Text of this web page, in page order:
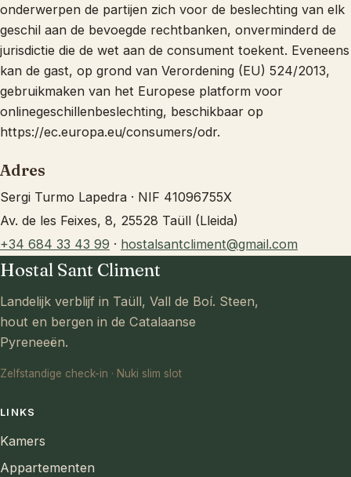
onderwerpen de partijen zich voor de beslechting van elk
geschil aan de bevoegde rechtbanken, onverminderd de
jurisdictie die de wet aan de consument toekent. Eveneens
kan de gast, op grond van Verordening (EU) 524/2013,
gebruikmaken van het Europese platform voor
onlinegeschillenbeslechting, beschikbaar op
https://ec.europa.eu/consumers/odr.
Adres
Sergi Turmo Lapedra · NIF 41096755X
Av. de les Feixes, 8, 25528 Taüll (Lleida)
+34 684 33 43 99 · hostalsantcliment@gmail.com
Hostal Sant Climent
Landelijk verblijf in Taüll, Vall de Boí. Steen,
hout en bergen in de Catalaanse
Pyreneeën.
Zelfstandige check-in · Nuki slim slot
LINKS
Kamers
Appartementen